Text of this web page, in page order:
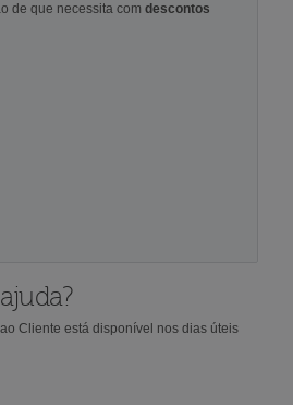
de que necessita com descontos
Cliente está disponível nos dias úteis